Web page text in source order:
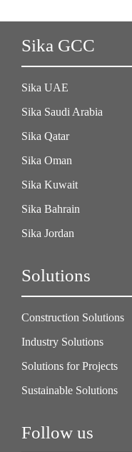
Sika GCC
Sika UAE
Sika Saudi Arabia
Sika Qatar
Sika Oman
Sika Kuwait
Sika Bahrain
Sika Jordan
Solutions
Construction Solutions
Industry Solutions
Solutions for Projects
Sustainable Solutions
Follow us